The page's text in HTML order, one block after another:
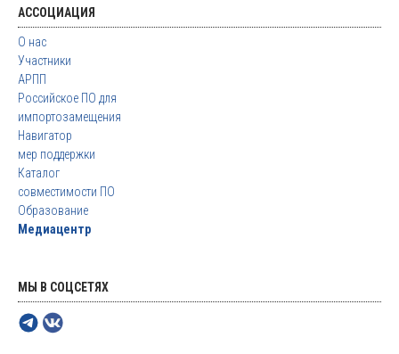
АССОЦИАЦИЯ
О нас
Участники
АРПП
Российское ПО для
импортозамещения
Навигатор
мер поддержки
Каталог
совместимости ПО
Образование
Медиацентр
МЫ В СОЦСЕТЯХ